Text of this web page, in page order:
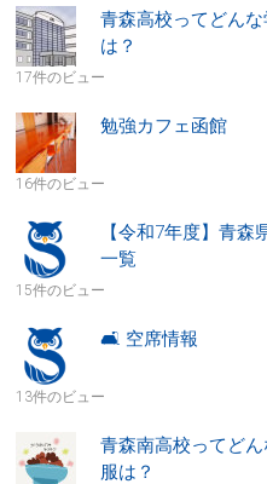
青森高校ってどん
は？
17件のビュー
勉強カフェ函館
16件のビュー
【令和7年度】青
一覧
15件のビュー
🛋 空席情報
13件のビュー
青森南高校ってど
服は？